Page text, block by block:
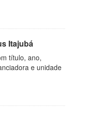
Itajubá
título, ano,
e unidade